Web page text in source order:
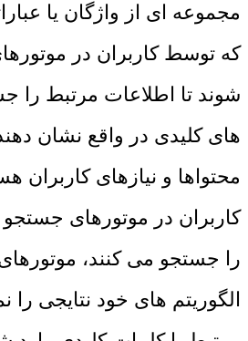
مجموعه ‌ای از واژگان یا
که توسط کاربران در
‌شوند تا اطلاعات مرتبط را
های کلیدی در واقع نشان
محتواها و نیازهای کاربران
کاربران در موتورهای جستجو
را جستجو می ‌کنند،
الگوریتم‌ های خود نتایجی